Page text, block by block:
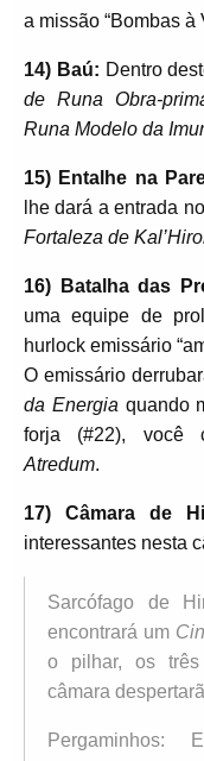
a missão “Bombas à
14) Baú: Dentro
de Runa Obra-
Runa Modelo da
15) Entalhe na
lhe dará a entrada
Fortaleza de
16) Batalha das
uma equipe de
hurlock emissário
O emissário
da Energia quando
forja (#22), você
Atredum.
17) Câmara de
interessantes nesta
Sarcófago de
encontrará um
o pilhar, os três
câmara
Pergaminhos: